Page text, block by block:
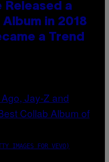
Released a
in 2018
a Trend
IMAGES FOR VEVO)